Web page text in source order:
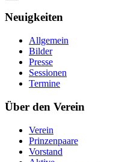
Neuigkeiten
Allgemein
Bilder
Presse
Sessionen
Termine
Über den Verein
Verein
Prinzenpaare
Vorstand